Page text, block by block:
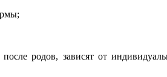
родов, зависят от